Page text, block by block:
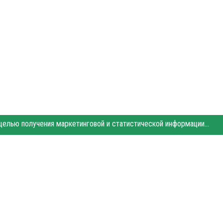
Этот сайт использует «cookies». Также сайт использует интернет-сервис для сбора технических данных касательно посетителей с целью получения маркетинговой и статистической информации. Условия обработки данных посетителей сайта см.